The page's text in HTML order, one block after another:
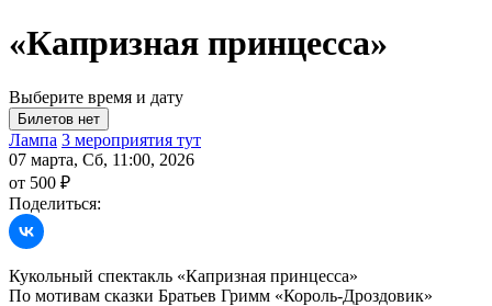
«Капризная принцесса»
Выберите время и дату
Лампа 3 мероприятия тут
07 марта, Сб, 11:00, 2026
от 500 ₽
Поделиться:
Кукольный спектакль «Капризная принцесса»
По мотивам сказки Братьев Гримм «Король-Дроздовик»